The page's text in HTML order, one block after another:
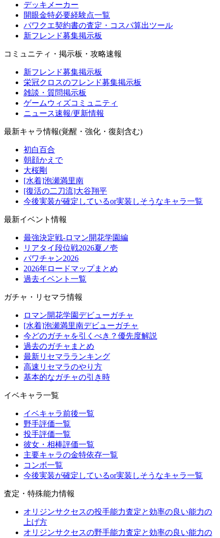
デッキメーカー
開眼金特必要経験点一覧
パワクエ契約書の査定・コスパ算出ツール
新フレンド募集掲示板
コミュニティ・掲示板・攻略速報
新フレンド募集掲示板
栄冠クロスのフレンド募集掲示板
雑談・質問掲示板
ゲームウィズコミュニティ
ニュース速報/更新情報
最新キャラ情報(覚醒・強化・復刻含む)
初白百合
朝顔かえで
大桜剛
[水着]泡瀬満里南
[復活の二刀流]大谷翔平
今後実装が確定しているor実装しそうなキャラ一覧
最新イベント情報
最強決定戦-ロマン開花学園編
リアタイ段位戦2026夏ノ壱
パワチャン2026
2026年ロードマップまとめ
過去イベント一覧
ガチャ・リセマラ情報
ロマン開花学園デビューガチャ
[水着]泡瀬満里南デビューガチャ
今どのガチャを引くべき？優先度解説
過去のガチャまとめ
最新リセマラランキング
高速リセマラのやり方
基本的なガチャの引き時
イベキャラ一覧
イベキャラ前後一覧
野手評価一覧
投手評価一覧
彼女・相棒評価一覧
主要キャラの金特依存一覧
コンボ一覧
今後実装が確定しているor実装しそうなキャラ一覧
査定・特殊能力情報
オリジンサクセスの投手能力査定と効率の良い能力の
上げ方
オリジンサクセスの野手能力査定と効率の良い能力の